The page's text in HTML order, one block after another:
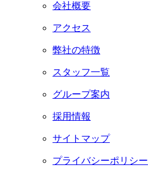
会社概要
アクセス
弊社の特徴
スタッフ一覧
グループ案内
採用情報
サイトマップ
プライバシーポリシー